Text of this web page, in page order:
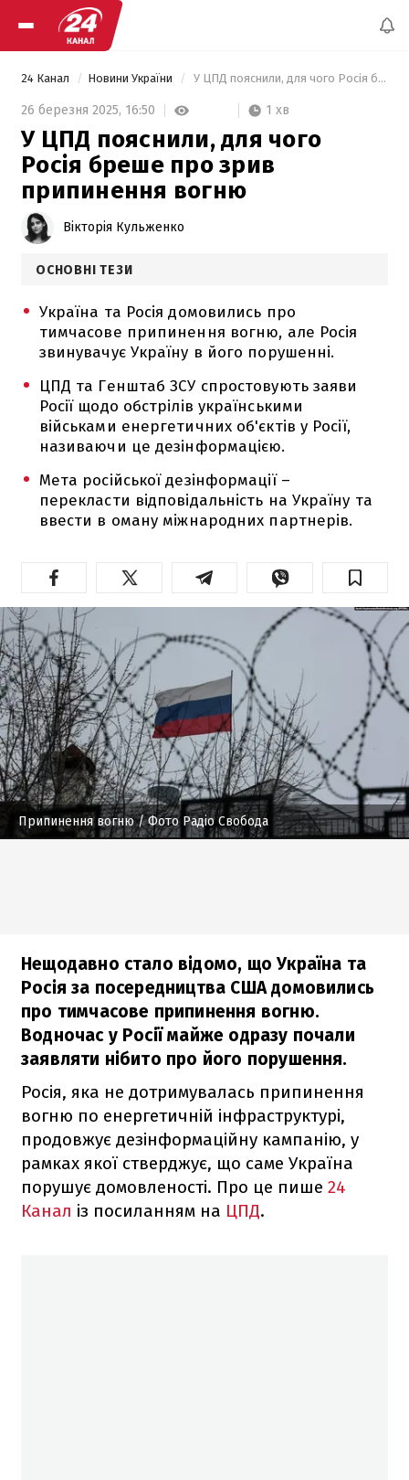
24 Канал Новини України У ЦПД пояснили, для чого Росія бреше про зрив припинення вогню
26 березня 2025, 16:50 1 хв
У ЦПД пояснили, для чого
Росія бреше про зрив
припинення вогню
Вікторія Кульженко
ОСНОВНІ ТЕЗИ
Україна та Росія домовились про
тимчасове припинення вогню, але Росія
звинувачує Україну в його порушенні.
ЦПД та Генштаб ЗСУ спростовують заяви
Росії щодо обстрілів українськими
військами енергетичних об'єктів у Росії,
називаючи це дезінформацією.
Мета російської дезінформації –
перекласти відповідальність на Україну та
ввести в оману міжнародних партнерів.
Припинення вогню/ Фото Радіо Свобода
Нещодавно стало відомо, що Україна та
Росія за посередництва США домовились
про тимчасове припинення вогню.
Водночас у Росії майже одразу почали
заявляти нібито про його порушення.
️Росія, яка не дотримувалась припинення
вогню по енергетичній інфраструктурі,
продовжує дезінформаційну кампанію, у
рамках якої стверджує, що саме Україна
порушує домовленості. Про це пише 24
Канал із посиланням на ЦПД.